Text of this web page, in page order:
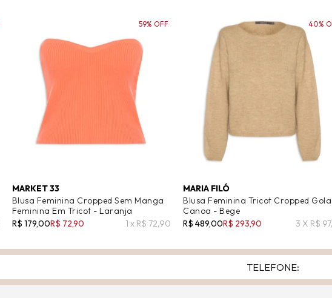
MARKET 33
Blusa Feminina Cropped Sem Manga
Feminina Em Tricot - Laranja
R$ 179,00R$ 72,90 1 x R$ 72,90
59% OFF
MARIA FILÓ
Blusa Feminina Tricot Cropped Gola
Canoa - Bege
R$ 489,00R$ 293,90 3 X R$
40%